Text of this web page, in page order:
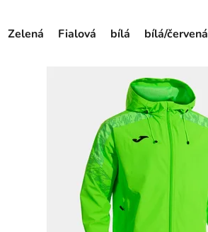
Zelená Fialová bílá bílá/červená